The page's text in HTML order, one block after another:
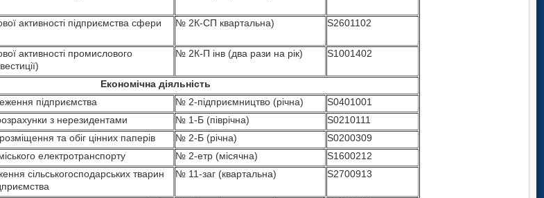
активності підприємства сфери
№ 2К-СП квартальна) S2601102
активності промислового
№ 2К-П інв (два рази на рік) S1001402
Економічна діяльність
підприємства № 2-підприємництво (річна)
S0401001
з нерезидентами № 1-Б (піврічна)
S0210111
та обіг цінних паперів № 2-Б (річна)
S0200309
електротранспорту № 2-етр (місячна)
S1600212
сільськогосподарських тварин
№ 11-заг (квартальна) S2700913